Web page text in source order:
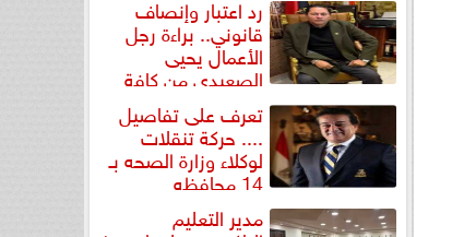
رد اعتبار وإنصاف
قانوني.. براءة رجل
الأعمال يحيى
الصعيدي من كافة
التهم... تعرف على تفاصيل
.... حركة تنقلات
لوكلاء وزارة الصحه بـ
14 محافظه
مدير التعليم